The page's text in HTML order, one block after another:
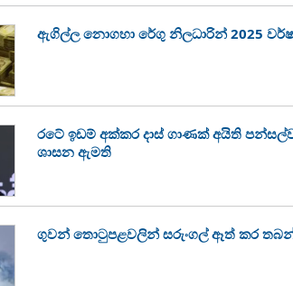
ඇගිල්ල නොගහා රේගු නිලධාරින් 2025
රටේ ඉඩම් අක්කර දාස් ගාණක් අයිති
ශාසන ඇමති
ගුවන් තොටුපළවලින් සරුංගල් ඈත් කර